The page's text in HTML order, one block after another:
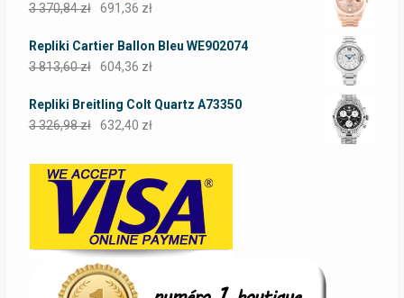
3 370,84zł 691,36 zł
Repliki Cartier Ballon Bleu WE902074
3 813,60zł 604,36 zł
Repliki Breitling Colt Quartz A73350
3 326,98zł 632,40 zł